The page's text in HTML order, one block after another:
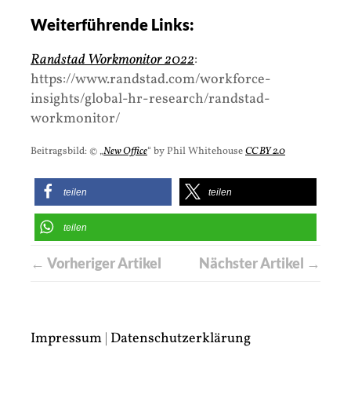
Weiterführende Links:
Randstad Workmonitor 2022:
https://www.randstad.com/workforce-
insights/global-hr-research/randstad-
workmonitor/
Beitragsbild: © „New Office“ by Phil WhitehouseCC BY 2.0
teilen teilen
teilen
← Vorheriger Artikel Nächster Artikel →
Impressum | Datenschutzerklärung